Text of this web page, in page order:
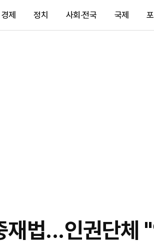
경제 정치 사회·전국 국제
재법...인권단체